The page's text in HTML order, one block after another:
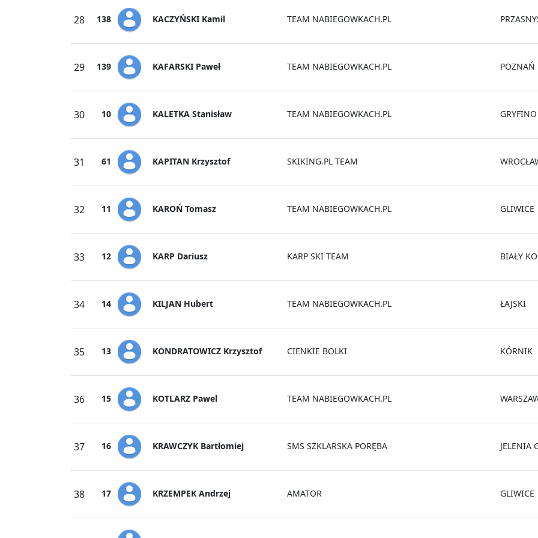
28 138 KACZYŃSKI Kamil TEAM NABIEGOWKACH.PL
29 139 KAFARSKI Paweł TEAM NABIEGOWKACH.PL POZNAŃ
30 10 KALETKA Stanisław TEAM NABIEGOWKACH.PL GRYFINO
31 61 KAPITAN Krzysztof SKIKING.PL TEAM
32 11 KAROŃ Tomasz TEAM NABIEGOWKACH.PL GLIWICE
33 12 KARP Dariusz KARP SKI TEAM BIAŁY
34 14 KILJAN Hubert TEAM NABIEGOWKACH.PL ŁAJSKI
35 13 KONDRATOWICZ Krzysztof CIENKIE BOLKI KÓRNIK
36 15 KOTLARZ Pawel TEAM NABIEGOWKACH.PL
37 16 KRAWCZYK Bartłomiej SMS SZKLARSKA PORĘBA JELENIA
38 17 KRZEMPEK Andrzej AMATOR GLIWICE